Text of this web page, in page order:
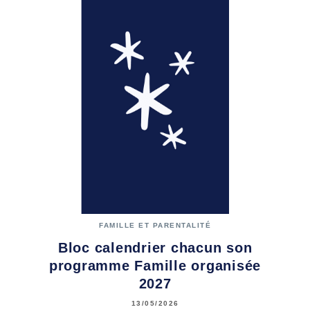
FAMILLE ET PARENTALITÉ
Bloc calendrier chacun son
programme Famille organisée
2027
13/05/2026